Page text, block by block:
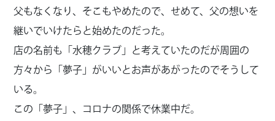
父もなくなり、そこもやめたので、せめて、父の想いを
継いでいけたらと始めたのだった。
店の名前も「水穂クラブ」と考えていたのだが周囲の
方々から「夢子」がいいとお声があがったのでそうして
いる。
この「夢子」、コロナの関係で休業中だ。